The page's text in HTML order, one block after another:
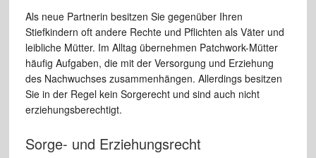
Als neue Partnerin besitzen Sie gegenüber Ihren
Stiefkindern oft andere Rechte und Pflichten als Väter und
leibliche Mütter. Im Alltag übernehmen Patchwork-Mütter
häufig Aufgaben, die mit der Versorgung und Erziehung
des Nachwuchses zusammenhängen. Allerdings besitzen
Sie in der Regel kein Sorgerecht und sind auch nicht
erziehungsberechtigt.
Sorge- und Erziehungsrecht